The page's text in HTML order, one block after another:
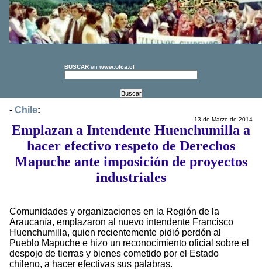
BUSCAR en www.olca.cl
- Chile:
13 de Marzo de 2014
Emplazan a Intendente Huenchumilla a
hacer efectivo respeto de Derechos
Mapuche ante imposición de proyectos
industriales
Comunidades y organizaciones en la Región de la
Araucanía, emplazaron al nuevo intendente Francisco
Huenchumilla, quien recientemente pidió perdón al
Pueblo Mapuche e hizo un reconocimiento oficial sobre el
despojo de tierras y bienes cometido por el Estado
chileno, a hacer efectivas sus palabras.